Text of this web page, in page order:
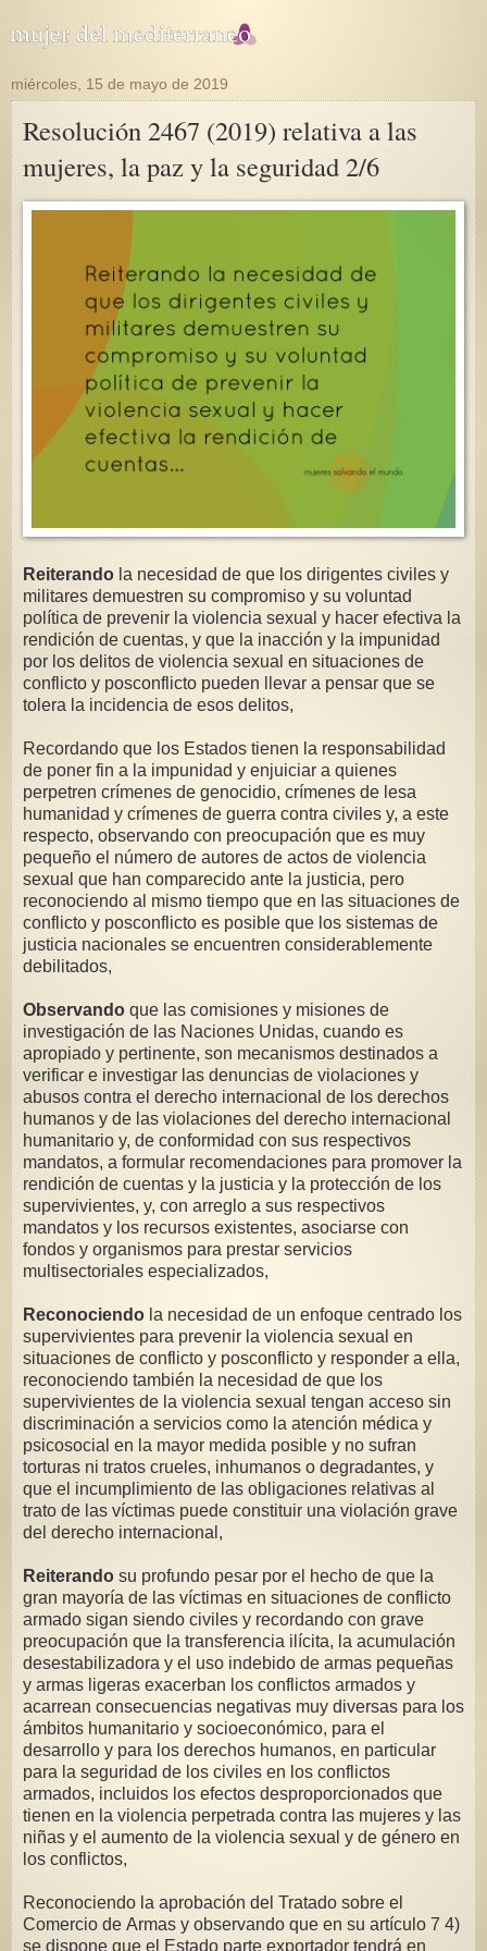
miércoles, 15 de mayo de 2019
Resolución 2467 (2019) relativa a las
mujeres, la paz y la seguridad 2/6
Reiterando la necesidad de que los dirigentes civiles y
militares demuestren su compromiso y su voluntad
política de prevenir la violencia sexual y hacer efectiva la
rendición de cuentas, y que la inacción y la impunidad
por los delitos de violencia sexual en situaciones de
conflicto y posconflicto pueden llevar a pensar que se
tolera la incidencia de esos delitos,
Recordando que los Estados tienen la responsabilidad
de poner fin a la impunidad y enjuiciar a quienes
perpetren crímenes de genocidio, crímenes de lesa
humanidad y crímenes de guerra contra civiles y, a este
respecto, observando con preocupación que es muy
pequeño el número de autores de actos de violencia
sexual que han comparecido ante la justicia, pero
reconociendo al mismo tiempo que en las situaciones de
conflicto y posconflicto es posible que los sistemas de
justicia nacionales se encuentren considerablemente
debilitados,
Observando que las comisiones y misiones de
investigación de las Naciones Unidas, cuando es
apropiado y pertinente, son mecanismos destinados a
verificar e investigar las denuncias de violaciones y
abusos contra el derecho internacional de los derechos
humanos y de las violaciones del derecho internacional
humanitario y, de conformidad con sus respectivos
mandatos, a formular recomendaciones para promover la
rendición de cuentas y la justicia y la protección de los
supervivientes, y, con arreglo a sus respectivos
mandatos y los recursos existentes, asociarse con
fondos y organismos para prestar servicios
multisectoriales especializados,
Reconociendo la necesidad de un enfoque centrado los
supervivientes para prevenir la violencia sexual en
situaciones de conflicto y posconflicto y responder a ella,
reconociendo también la necesidad de que los
supervivientes de la violencia sexual tengan acceso sin
discriminación a servicios como la atención médica y
psicosocial en la mayor medida posible y no sufran
torturas ni tratos crueles, inhumanos o degradantes, y
que el incumplimiento de las obligaciones relativas al
trato de las víctimas puede constituir una violación grave
del derecho internacional,
Reiterando su profundo pesar por el hecho de que la
gran mayoría de las víctimas en situaciones de conflicto
armado sigan siendo civiles y recordando con grave
preocupación que la transferencia ilícita, la acumulación
desestabilizadora y el uso indebido de armas pequeñas
y armas ligeras exacerban los conflictos armados y
acarrean consecuencias negativas muy diversas para los
ámbitos humanitario y socioeconómico, para el
desarrollo y para los derechos humanos, en particular
para la seguridad de los civiles en los conflictos
armados, incluidos los efectos desproporcionados que
tienen en la violencia perpetrada contra las mujeres y las
niñas y el aumento de la violencia sexual y de género en
los conflictos,
Reconociendo la aprobación del Tratado sobre el
Comercio de Armas y observando que en su artículo 7 4)
se dispone que el Estado parte exportador tendrá en